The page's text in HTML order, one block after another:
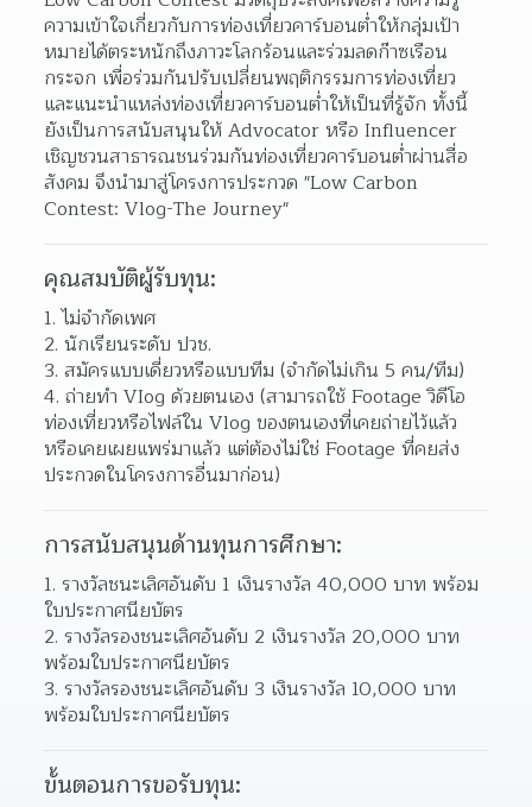
ความเข้าใจเกี่ยวกับการท่องเที่ยวคาร์บอนต่ำให้กลุ่มเป้า
หมายได้ตระหนักถึงภาวะโลกร้อนและร่วมลดก๊าซเรือน
กระจก เพื่อร่วมกันปรับเปลี่ยนพฤติกรรมการท่องเที่ยว
และแนะนำแหล่งท่องเที่ยวคาร์บอนต่ำให้เป็นที่รู้จัก ทั้งนี้
ยังเป็นการสนับสนุนให้ Advocator หรือ Influencer
เชิญชวนสาธารณชนร่วมกันท่องเที่ยวคาร์บอนต่ำผ่านสื่อ
สังคม จึงนำมาสู่โครงการประกวด "Low Carbon
Contest: Vlog-The Journey"
คุณสมบัติผู้รับทุน:
ไม่จำกัดเพศ
นักเรียนระดับ ปวช.
สมัครแบบเดี่ยวหรือแบบทีม (จำกัดไม่เกิน 5 คน/ทีม)
ถ่ายทำ VIog ด้วยตนเอง (สามารถใช้ Footage วิดีโอ
ท่องเที่ยวหรือไฟล์ใน Vlog ของตนเองที่เคยถ่ายไว้แล้ว
หรือเคยเผยแพร่มาแล้ว แต่ต้องไม่ใช่ Footage ที่คยส่ง
ประกวดในโครงการอื่นมาก่อน)
การสนับสนุนด้านทุนการศึกษา:
รางวัลชนะเลิศอันดับ 1 เงินรางวัล 40,000 บาท พร้อม
ใบประกาศนียบัตร
รางวัลรองชนะเลิศอันดับ 2 เงินรางวัล 20,000 บาท
พร้อมใบประกาศนียบัตร
รางวัลรองชนะเลิศอันดับ 3 เงินรางวัล 10,000 บาท
พร้อมใบประกาศนียบัตร
ขั้นตอนการขอรับทุน: